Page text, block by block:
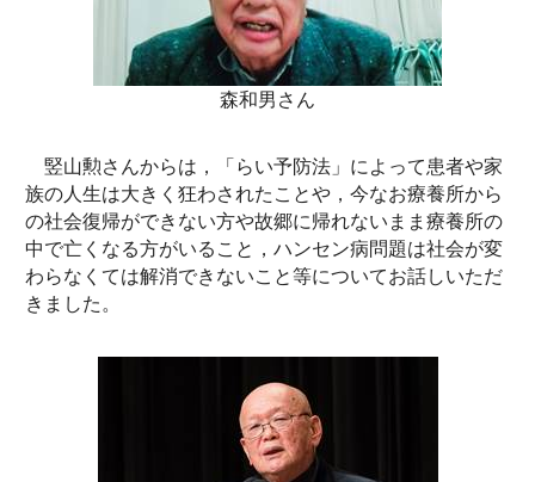
森和男さん
竪山勲さんからは，「らい予防法」によって患者や家
族の人生は大きく狂わされたことや，今なお療養所から
の社会復帰ができない方や故郷に帰れないまま療養所の
中で亡くなる方がいること，ハンセン病問題は社会が変
わらなくては解消できないこと等についてお話しいただ
きました。